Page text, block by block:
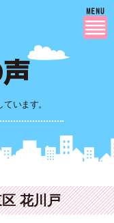
います。
花川戸